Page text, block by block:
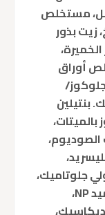
مستخلص
زيت بذور
أوراق
بنتيلين
جلوتاميك،
حمض 3-O-إيثيل أسكوربيك، سيراميد NP،